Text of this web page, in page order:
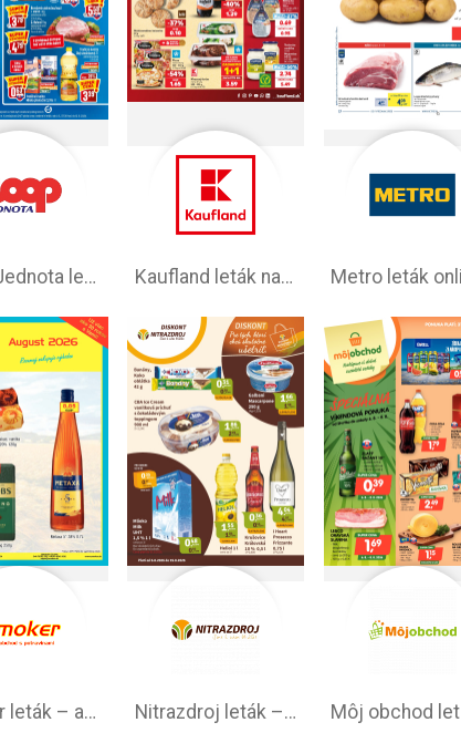
COOP Jednota leták –⁠ aktuálny Kaufland leták na tento týždeň
Smoker leták – akčná ponuka Nitrazdroj leták –⁠ akciová ponuka